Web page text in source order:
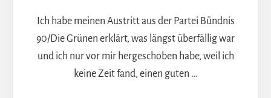
Ich habe meinen Austritt aus der Partei Bündnis
90/Die Grünen erklärt, was längst überfällig war
und ich nur vor mir hergeschoben habe, weil ich
keine Zeit fand, einen guten …